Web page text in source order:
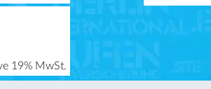
19% MwSt.